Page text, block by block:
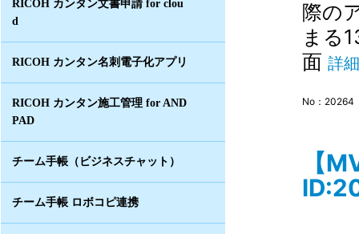
RICOH カンタン文書申請 for clou
d
RICOH カンタン名刺電子化アプリ
RICOH カンタン施工管理 for AND
PAD
チーム手帳（ビジネスチャット）
チーム手帳 ロボコピ連携
際の
まる
面 詳
No：20264
【